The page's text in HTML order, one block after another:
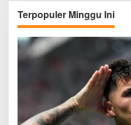
Terpopuler Minggu Ini